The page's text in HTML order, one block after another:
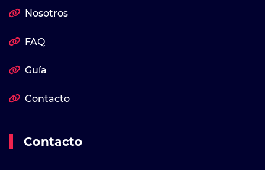
Nosotros
FAQ
Guía
Contacto
Contacto